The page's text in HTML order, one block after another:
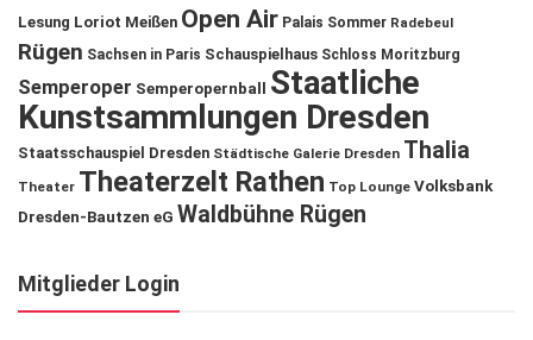
Lesung Loriot Meißen Open Air Palais Sommer Radebeul
Rügen Sachsen in Paris Schauspielhaus Schloss Moritzburg
Semperoper Semperopernball
Staatliche
Kunstsammlungen Dresden
Staatsschauspiel Dresden Städtische Galerie Dresden Thalia
Theater Theaterzelt Rathen Top Lounge Volksbank
Dresden-Bautzen eG Waldbühne Rügen
Mitglieder Login